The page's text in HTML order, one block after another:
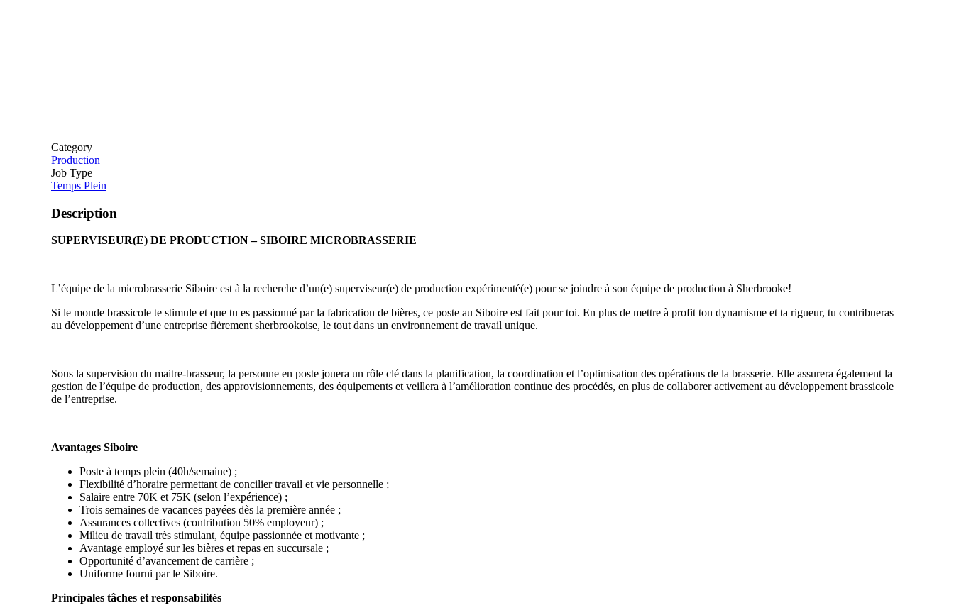
Category
Production
Job Type
Temps Plein
Description
SUPERVISEUR(E) DE PRODUCTION – SIBOIRE MICROBRASSERIE
L’équipe de la microbrasserie Siboire est à la recherche d’un(e) superviseur(e) de production expérimenté(e) pour se joindre à son équipe de production à Sherbrooke!
Si le monde brassicole te stimule et que tu es passionné par la fabrication de bières, ce poste au Siboire est fait pour toi. En plus de mettre à profit ton dynamisme et ta rigueur, tu contribueras
au développement d’une entreprise fièrement sherbrookoise, le tout dans un environnement de travail unique.
Sous la supervision du maitre-brasseur, la personne en poste jouera un rôle clé dans la planification, la coordination et l’optimisation des opérations de la brasserie. Elle assurera également la
gestion de l’équipe de production, des approvisionnements, des équipements et veillera à l’amélioration continue des procédés, en plus de collaborer activement au développement brassicole
de l’entreprise.
Avantages Siboire
Poste à temps plein (40h/semaine) ;
Flexibilité d’horaire permettant de concilier travail et vie personnelle ;
Salaire entre 70K et 75K (selon l’expérience) ;
Trois semaines de vacances payées dès la première année ;
Assurances collectives (contribution 50% employeur) ;
Milieu de travail très stimulant, équipe passionnée et motivante ;
Avantage employé sur les bières et repas en succursale ;
Opportunité d’avancement de carrière ;
Uniforme fourni par le Siboire.
Principales tâches et responsabilités